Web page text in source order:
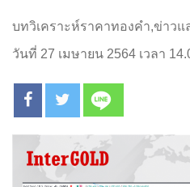
บทวิเคราะห์ราคาทองคำ,ข่าวแ
วันที่ 27 เมษายน 2564 เวลา